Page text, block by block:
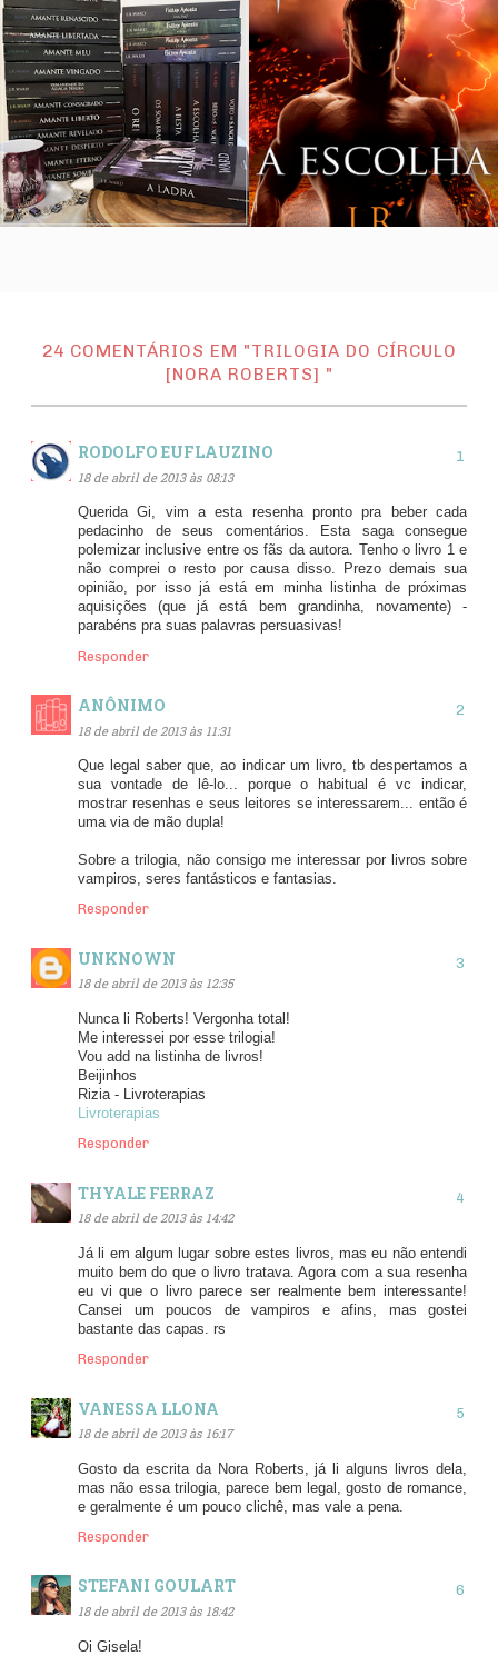
24 COMENTÁRIOS EM "TRILOGIA DO CÍRCULO
[NORA ROBERTS] "
RODOLFO EUFLAUZINO
18 de abril de 2013 às 08:13
Querida Gi, vim a esta resenha pronto pra beber cada
pedacinho de seus comentários. Esta saga consegue
polemizar inclusive entre os fãs da autora. Tenho o livro 1 e
não comprei o resto por causa disso. Prezo demais sua
opinião, por isso já está em minha listinha de próximas
aquisições (que já está bem grandinha, novamente) -
parabéns pra suas palavras persuasivas!
Responder
ANÔNIMO
18 de abril de 2013 às 11:31
Que legal saber que, ao indicar um livro, tb despertamos a
sua vontade de lê-lo... porque o habitual é vc indicar,
mostrar resenhas e seus leitores se interessarem... então é
uma via de mão dupla!
Sobre a trilogia, não consigo me interessar por livros sobre
vampiros, seres fantásticos e fantasias.
Responder
UNKNOWN
18 de abril de 2013 às 12:35
Nunca li Roberts! Vergonha total!
Me interessei por esse trilogia!
Vou add na listinha de livros!
Beijinhos
Rizia - Livroterapias
Livroterapias
Responder
THYALE FERRAZ
18 de abril de 2013 às 14:42
Já li em algum lugar sobre estes livros, mas eu não entendi
muito bem do que o livro tratava. Agora com a sua resenha
eu vi que o livro parece ser realmente bem interessante!
Cansei um poucos de vampiros e afins, mas gostei
bastante das capas. rs
Responder
VANESSA LLONA
18 de abril de 2013 às 16:17
Gosto da escrita da Nora Roberts, já li alguns livros dela,
mas não essa trilogia, parece bem legal, gosto de romance,
e geralmente é um pouco clichê, mas vale a pena.
Responder
STEFANI GOULART
18 de abril de 2013 às 18:42
Oi Gisela!